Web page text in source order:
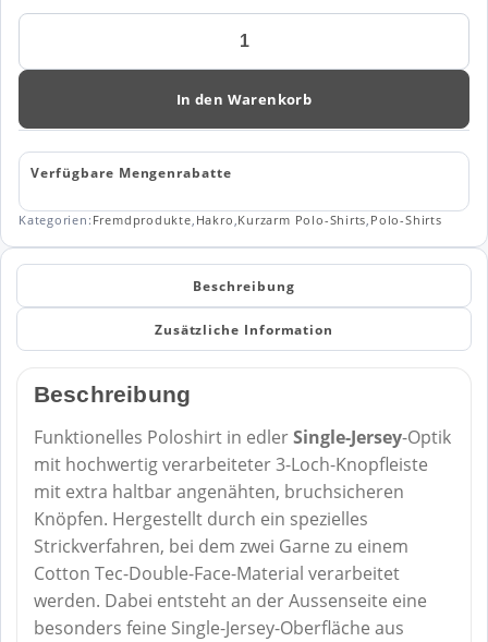
Polo-
Cotton
814
In den Warenkorb
Verfügbare Mengenrabatte
Kategorien: Fremdprodukte, Hakro,Kurzarm Polo-Shirts, Polo-Shirts
Beschreibung
Zusätzliche Information
Beschreibung
Funktionelles Poloshirt in edlerSingle-Jersey-Optik
mit hochwertig verarbeiteter 3-Loch-Knopfleiste
mit extra haltbar angenähten, bruchsicheren
Knöpfen. Hergestellt durch ein spezielles
Strickverfahren, bei dem zwei Garne zu einem
Cotton Tec-Double-Face-Material verarbeitet
werden. Dabei entsteht an der Aussenseite eine
besonders feine Single-Jersey-Oberfläche aus